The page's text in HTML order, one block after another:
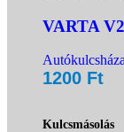
VARTA
1200 Ft
Kulcsmásolás